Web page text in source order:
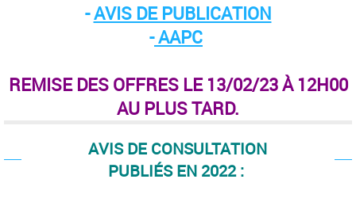
-AVIS DE PUBLICATION
-AAPC
REMISE DES OFFRES LE 13/02/23 À 12H00
AU PLUS TARD.
AVIS DE CONSULTATION
PUBLIÉS EN 2022 :